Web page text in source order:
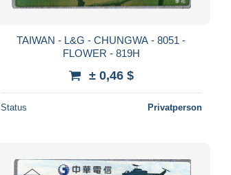
TAIWAN - L&G - CHUNGWA - 8051 -
FLOWER - 819H
± 0,46 $
Status Privatperson